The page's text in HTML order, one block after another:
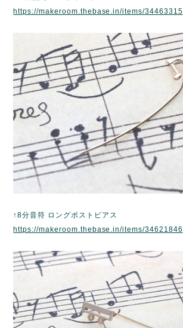
https://makeroom.thebase.in/items/34463315
↑8分音符 ロングポストピアス
https://makeroom.thebase.in/items/34621846